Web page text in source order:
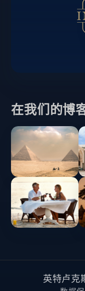
在我们的博
英特卢克